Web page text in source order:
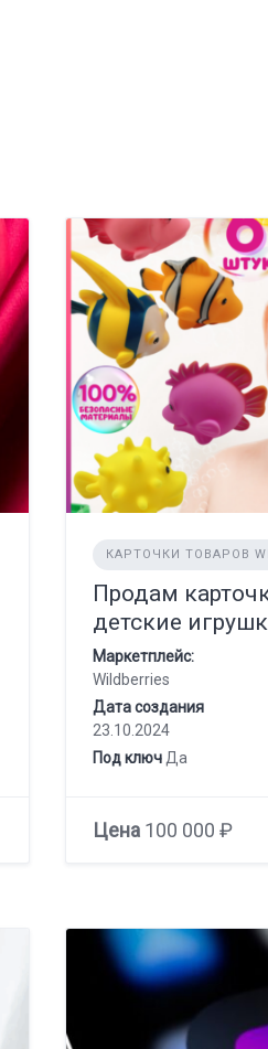
КАРТОЧКИ ТОВАРОВ
Продам
детские
Маркетплейс:
Wildberries
Дата создания
23.10.2024
Под ключДа
Цена100 000 ₽